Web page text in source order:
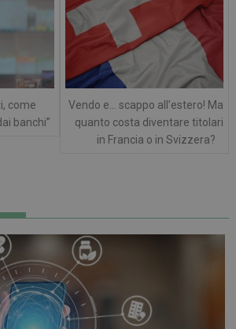
come
banchi”
Vendo e… scappo all’estero! Ma
quanto costa diventare titolari
in Francia o in Svizzera?